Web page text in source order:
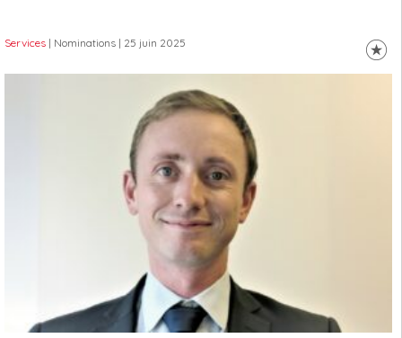
Services | Nominations | 25 juin 2025